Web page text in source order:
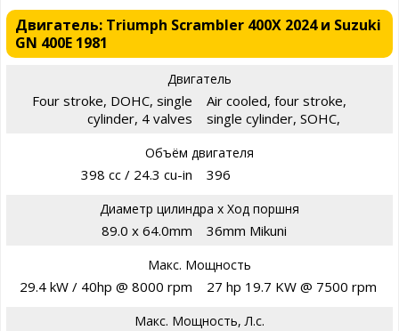
Двигатель: Triumph Scrambler 400X 2024 и Suzuki
GN 400E 1981
Двигатель
Four stroke, DOHC, single
cylinder, 4 valves
Air cooled, four stroke,
single cylinder, SOHC,
Объём двигателя
398 cc / 24.3 cu-in 396
Диаметр цилиндра х Ход поршня
89.0 x 64.0mm 36mm Mikuni
Макс. Мощность
29.4 kW / 40hp @ 8000 rpm 27 hp 19.7 KW @ 7500 rpm
Макс. Мощность, Л.с.